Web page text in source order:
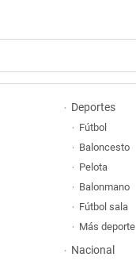
Deportes
Fútbol
Baloncesto
Pelota
Balonmano
Fútbol sala
Más deporte
Nacional